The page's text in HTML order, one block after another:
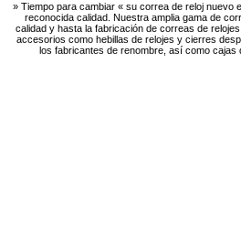
» Tiempo para cambiar « su correa de reloj nuevo
reconocida calidad. Nuestra amplia gama de
calidad y hasta la fabricación de correas de
accesorios como hebillas de relojes y cierres
los fabricantes de renombre, así como